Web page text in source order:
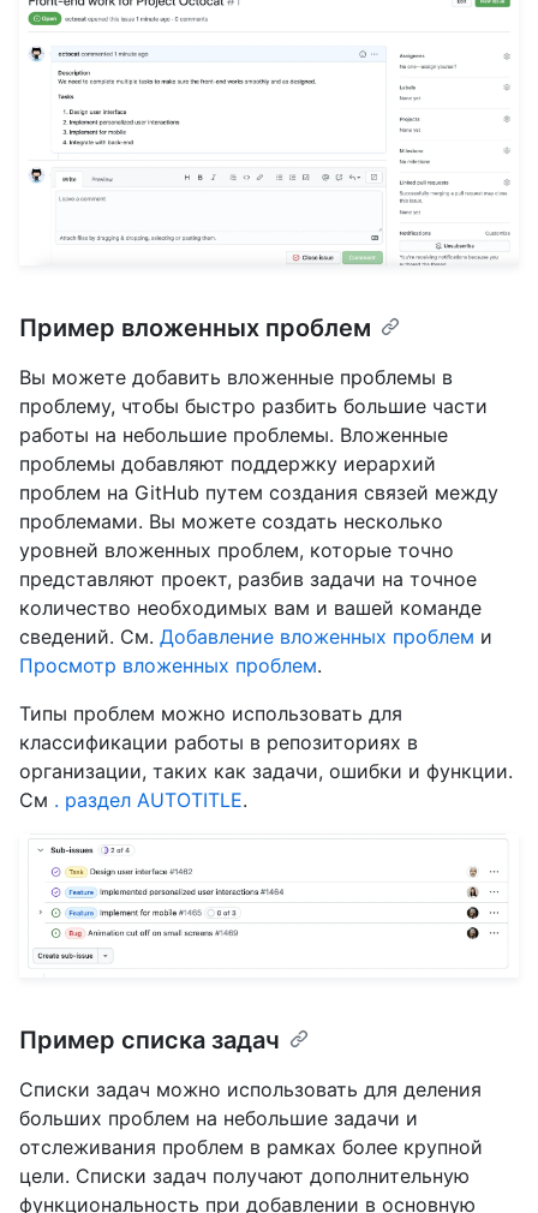
Пример вложенных проблем
Вы можете добавить вложенные проблемы в
проблему, чтобы быстро разбить большие части
работы на небольшие проблемы. Вложенные
проблемы добавляют поддержку иерархий
проблем на GitHub путем создания связей между
проблемами. Вы можете создать несколько
уровней вложенных проблем, которые точно
представляют проект, разбив задачи на точное
количество необходимых вам и вашей команде
сведений. См. Добавление вложенных проблем и
Просмотр вложенных проблем.
Типы проблем можно использовать для
классификации работы в репозиториях в
организации, таких как задачи, ошибки и функции.
См . раздел AUTOTITLE.
Пример списка задач
Списки задач можно использовать для деления
больших проблем на небольшие задачи и
отслеживания проблем в рамках более крупной
цели. Списки задач получают дополнительную
функциональность при добавлении в основную